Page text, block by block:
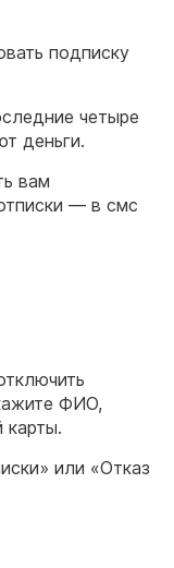
подписку
четыре
деньги.
вам
— в смс
ФИО,
карты.
или «Отказ